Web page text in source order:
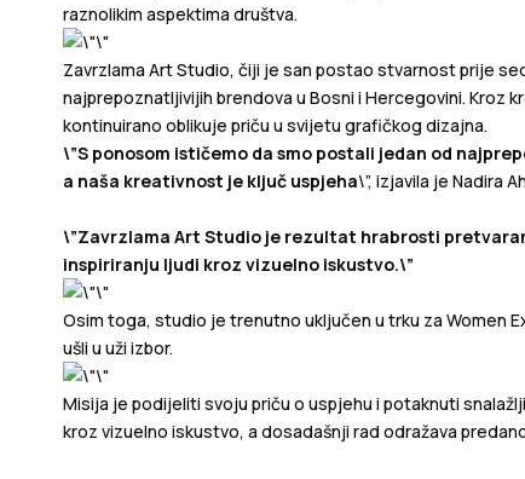
raznolikim aspektima društva.
Zavrzlama Art Studio, čiji je san postao stvarnost prije
najprepoznatljivijih brendova u Bosni i Hercegovini. Kroz
kontinuirano oblikuje priču u svijetu grafičkog dizajna.
\”S ponosom ističemo da smo postali jedan od
a naša kreativnost je ključ uspjeha\”, izjavila je Nadira
\”Zavrzlama Art Studio je rezultat hrabrosti
inspiriranju ljudi kroz vizuelno iskustvo.\”
Osim toga, studio je trenutno uključen u trku za Women
ušli u uži izbor.
Misija je podijeliti svoju priču o uspjehu i potaknuti
kroz vizuelno iskustvo, a dosadašnji rad odražava